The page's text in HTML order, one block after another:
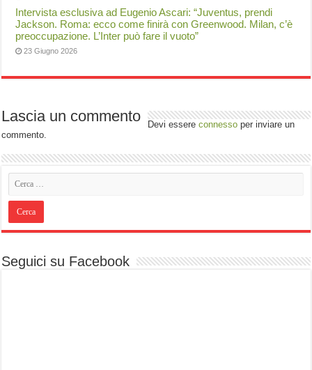
Intervista esclusiva ad Eugenio Ascari: “Juventus, prendi
Jackson. Roma: ecco come finirà con Greenwood. Milan, c’è
preoccupazione. L’Inter può fare il vuoto”
23 Giugno 2026
Lascia un commento Devi essereconnesso per inviare un
commento.
Seguici su Facebook